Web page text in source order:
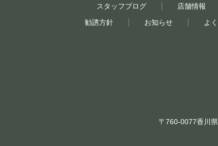
スタッフブログ
店舗情報
勧誘方針
お知らせ よ
〒760-0077香川